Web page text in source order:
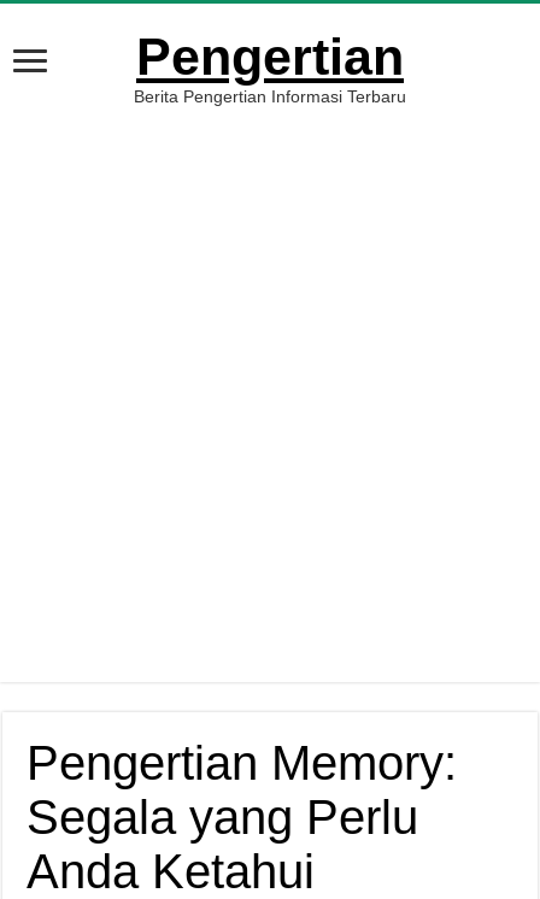
Pengertian
Berita Pengertian Informasi Terbaru
Pengertian Memory:
Segala yang Perlu
Anda Ketahui